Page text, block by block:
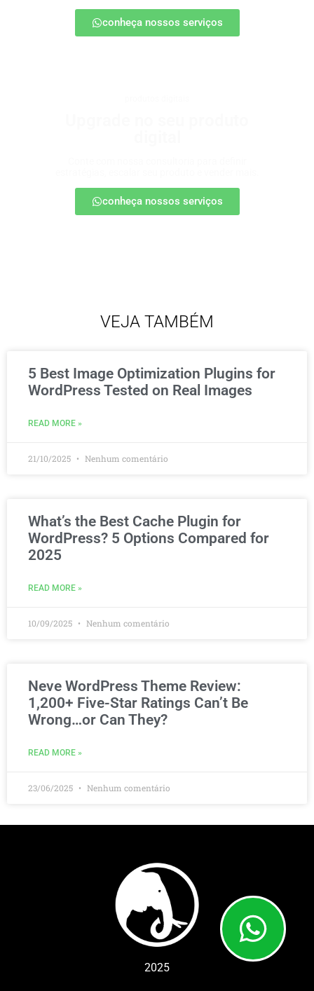
conheça nossos serviços
conheça nossos serviços
VEJA TAMBÉM
5 Best Image Optimization Plugins for
WordPress Tested on Real Images
READ MORE »
21/10/2025 Nenhum comentário
What’s the Best Cache Plugin for
WordPress? 5 Options Compared for
2025
READ MORE »
10/09/2025 Nenhum comentário
Neve WordPress Theme Review:
1,200+ Five-Star Ratings Can’t Be
Wrong…or Can They?
READ MORE »
23/06/2025 Nenhum comentário
2025